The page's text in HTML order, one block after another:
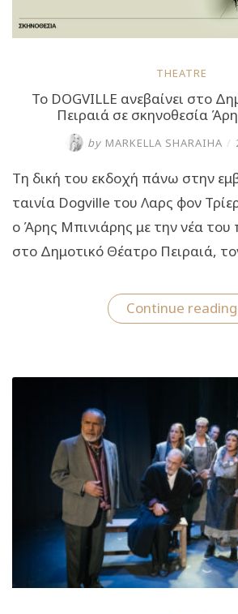
THEATRE
Το DOGVILLE ανεβαίνει στο
Πειραιά σε σκηνοθεσία
by MARKELLA SHARAIHA /
Τη δική του εκδοχή πάνω στην
ταινία Dogville του Λαρς φον
ο Άρης Μπινιάρης με την νέα
στο Δημοτικό Θέατρο Πειραιά,
Continue reading